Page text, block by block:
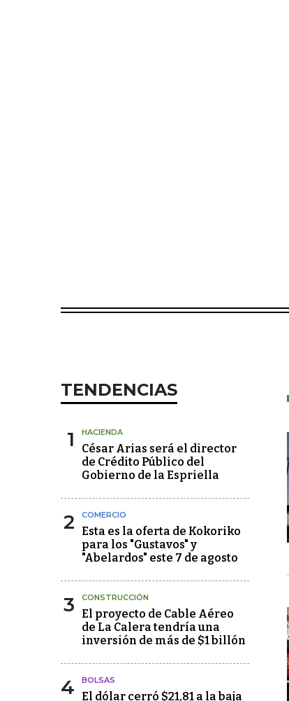
TENDENCIAS
1 HACIENDA
César Arias será el director
de Crédito Público del
Gobierno de la Espriella
2 COMERCIO
Esta es la oferta de Kokoriko
para los "Gustavos" y
"Abelardos" este 7 de agosto
3 CONSTRUCCIÓN
El proyecto de Cable Aéreo
de La Calera tendría una
inversión de más de $1 billón
4 BOLSAS
El dólar cerró $21,81 a la baja